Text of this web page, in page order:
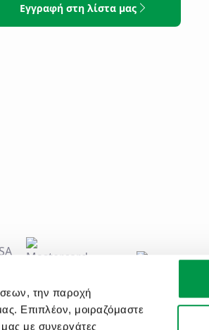
την παροχή
Επιπλέον, μοιραζόμαστε
με συνεργάτες
Εγγραφή στη λίστα μας